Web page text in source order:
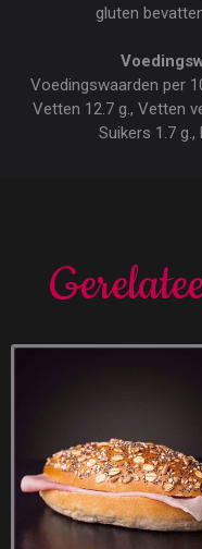
gluten
Voedingswaarden per
Vetten 12.7 g., Vetten
Suikers 1.7